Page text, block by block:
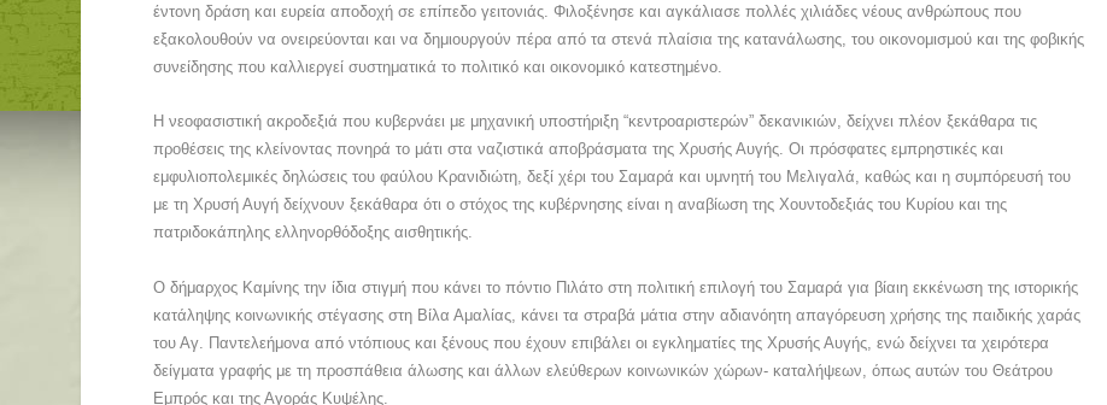
έντονη δράση και ευρεία αποδοχή σε επίπεδο γειτονιάς. Φιλοξένησε και αγκάλιασε πολλές χιλιάδες νέους ανθρώπους που
εξακολουθούν να ονειρεύονται και να δημιουργούν πέρα από τα στενά πλαίσια της κατανάλωσης, του οικονομισμού και της φοβικής
συνείδησης που καλλιεργεί συστηματικά το πολιτικό και οικονομικό κατεστημένο.
Η νεοφασιστική ακροδεξιά που κυβερνάει με μηχανική υποστήριξη “κεντροαριστερών” δεκανικιών, δείχνει πλέον ξεκάθαρα τις
προθέσεις της κλείνοντας πονηρά το μάτι στα ναζιστικά αποβράσματα της Χρυσής Αυγής. Οι πρόσφατες εμπρηστικές και
εμφυλιοπολεμικές δηλώσεις του φαύλου Κρανιδιώτη, δεξί χέρι του Σαμαρά και υμνητή του Μελιγαλά, καθώς και η συμπόρευσή του
με τη Χρυσή Αυγή δείχνουν ξεκάθαρα ότι ο στόχος της κυβέρνησης είναι η αναβίωση της Χουντοδεξιάς του Κυρίου και της
πατριδοκάπηλης ελληνορθόδοξης αισθητικής.
Ο δήμαρχος Καμίνης την ίδια στιγμή που κάνει το πόντιο Πιλάτο στη πολιτική επιλογή του Σαμαρά για βίαιη εκκένωση της ιστορικής
κατάληψης κοινωνικής στέγασης στη Βίλα Αμαλίας, κάνει τα στραβά μάτια στην αδιανόητη απαγόρευση χρήσης της παιδικής χαράς
του Αγ. Παντελεήμονα από ντόπιους και ξένους που έχουν επιβάλει οι εγκληματίες της Χρυσής Αυγής, ενώ δείχνει τα χειρότερα
δείγματα γραφής με τη προσπάθεια άλωσης και άλλων ελεύθερων κοινωνικών χώρων- καταλήψεων, όπως αυτών του Θεάτρου
Εμπρός και της Αγοράς Κυψέλης.